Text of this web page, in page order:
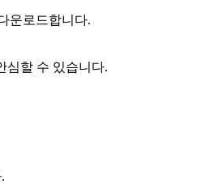
운로드합니다.
심할 수 있습니다.